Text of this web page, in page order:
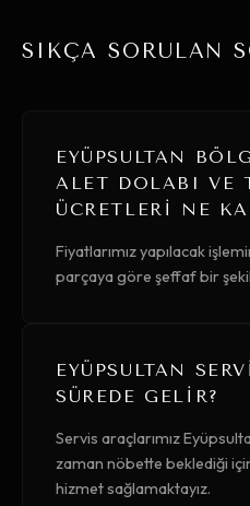
SIKÇA SORULAN
EYÜPSULTAN
ALET DOLABI VE
ÜCRETLERI NE
Fiyatlarımız yapılacak
parçaya göre şeffaf bir
EYÜPSULTAN
SÜREDE GELIR?
Servis araçlarımız
zaman nöbette beklediği
hizmet sağlamaktayız.